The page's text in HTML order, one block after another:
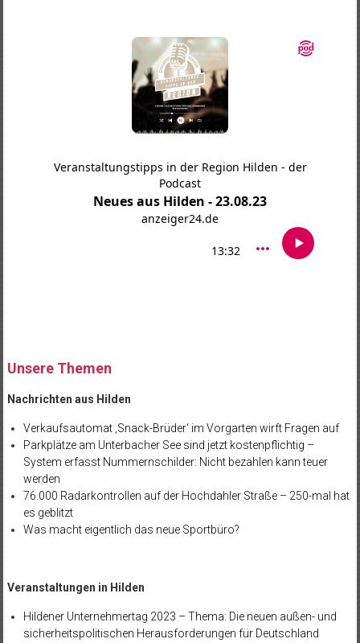
Unsere Themen
Nachrichten aus Hilden
Verkaufsautomat ‚Snack-Brüder‘ im Vorgarten wirft Fragen auf
Parkplätze am Unterbacher See sind jetzt kostenpflichtig –
System erfasst Nummernschilder: Nicht bezahlen kann teuer
werden
76.000 Radarkontrollen auf der Hochdahler Straße – 250-mal hat
es geblitzt
Was macht eigentlich das neue Sportbüro?
Veranstaltungen in Hilden
Hildener Unternehmertag 2023 – Thema: Die neuen außen- und
sicherheitspolitischen Herausforderungen für Deutschland